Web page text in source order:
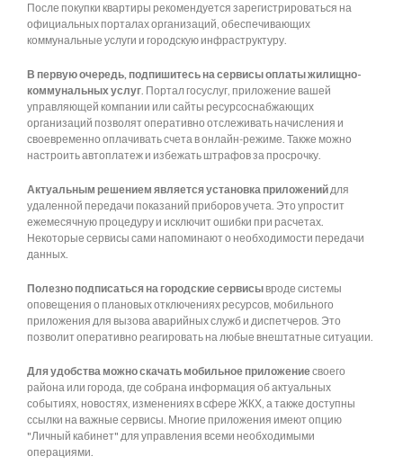
После покупки квартиры рекомендуется зарегистрироваться на
официальных порталах организаций, обеспечивающих
коммунальные услуги и городскую инфраструктуру.
В первую очередь, подпишитесь на сервисы оплаты жилищно-
коммунальных услуг. Портал госуслуг, приложение вашей
управляющей компании или сайты ресурсоснабжающих
организаций позволят оперативно отслеживать начисления и
своевременно оплачивать счета в онлайн-режиме. Также можно
настроить автоплатеж и избежать штрафов за просрочку.
Актуальным решением является установка приложенийдля
удаленной передачи показаний приборов учета. Это упростит
ежемесячную процедуру и исключит ошибки при расчетах.
Некоторые сервисы сами напоминают о необходимости передачи
данных.
Полезно подписаться на городские сервисы вроде системы
оповещения о плановых отключениях ресурсов, мобильного
приложения для вызова аварийных служб и диспетчеров. Это
позволит оперативно реагировать на любые внештатные ситуации.
Для удобства можно скачать мобильное приложениесвоего
района или города, где собрана информация об актуальных
событиях, новостях, изменениях в сфере ЖКХ, а также доступны
ссылки на важные сервисы. Многие приложения имеют опцию
"Личный кабинет" для управления всеми необходимыми
операциями.